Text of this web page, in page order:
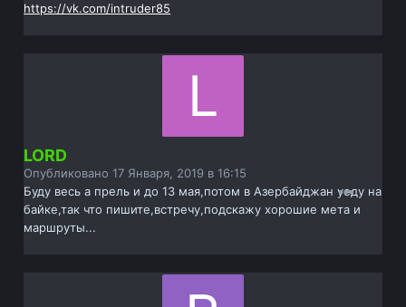
https://vk.com/intruder85
LORD
Опубликовано17 Января, 2019 в 16:15
Буду весь а прель и до 13 мая,потом в Азербайджан уеду на
байке,так что пишите,встречу,подскажу хорошие мета и
маршруты...